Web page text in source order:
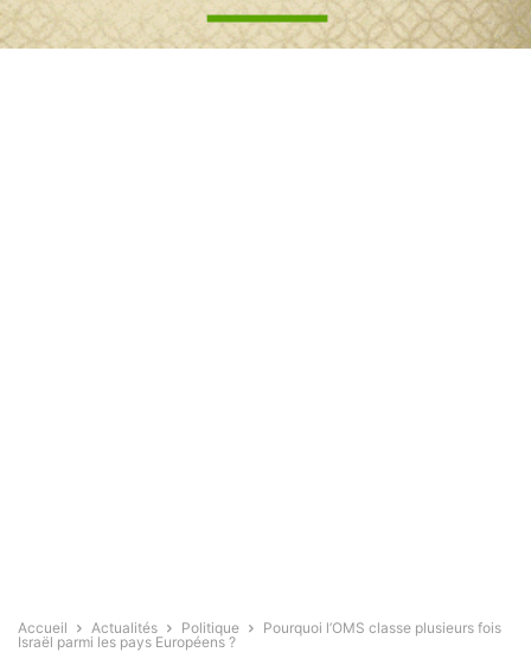
Accueil Actualités Politique
Pourquoi l’OMS classe plusieurs fois
Israël parmi les pays Européens ?